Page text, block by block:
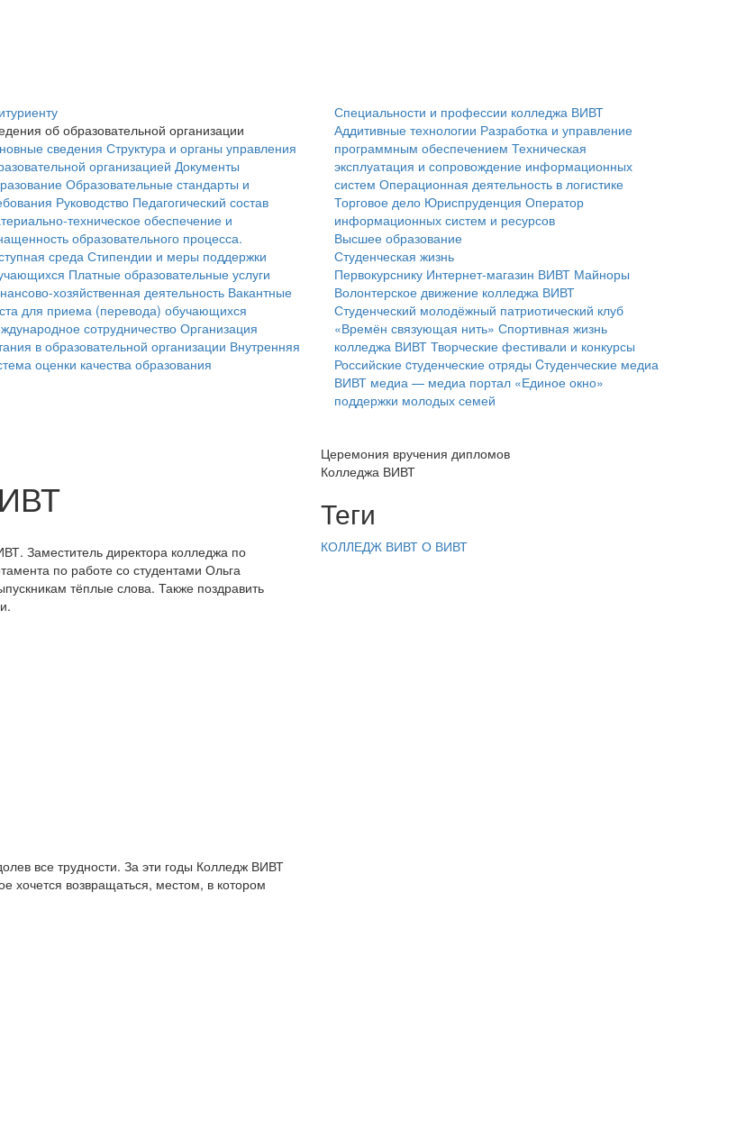
об образовательной организации
сведения Структура и органы управления
организацией Документы
Образовательные стандарты и
Руководство Педагогический состав
техническое обеспечение и
образовательного процесса.
среда Стипендии и меры поддержки
Платные образовательные услуги
хозяйственная деятельность Вакантные
для приема (перевода) обучающихся
сотрудничество Организация
в образовательной организации Внутренняя
оценки качества образования
Специальности и профессии колледжа ВИВТ
Аддитивные технологии Разработка и управление
программным обеспечением Техническая
эксплуатация и сопровождение информационных
систем Операционная деятельность в логистике
Торговое дело Юриспруденция Оператор
информационных систем и ресурсов
Высшее образование
Студенческая жизнь
Первокурснику Интернет-магазин ВИВТ Майноры
Волонтерское движение колледжа ВИВТ
Студенческий молодёжный патриотический клуб
«Времён связующая нить» Спортивная жизнь
колледжа ВИВТ Творческие фестивали и конкурсы
Российские cтуденческие отряды Cтуденческие медиа
ВИВТ медиа — медиа портал «Единое окно»
поддержки молодых семей
Заместитель директора колледжа по
по работе со студентами Ольга
тёплые слова. Также поздравить
все трудности. За эти годы Колледж ВИВТ
хочется возвращаться, местом, в котором
Церемония вручения дипломов
Колледжа ВИВТ
Теги
КОЛЛЕДЖ ВИВТ О ВИВТ